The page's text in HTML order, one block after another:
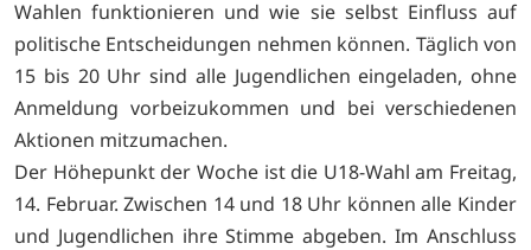
Wahlen funktionieren und wie sie selbst Einfluss auf
politische Entscheidungen nehmen können. Täglich von
15 bis 20 Uhr sind alle Jugendlichen eingeladen, ohne
Anmeldung vorbeizukommen und bei verschiedenen
Aktionen mitzumachen.
Der Höhepunkt der Woche ist die U18-Wahl am Freitag,
14. Februar. Zwischen 14 und 18 Uhr können alle Kinder
und Jugendlichen ihre Stimme abgeben. Im Anschluss